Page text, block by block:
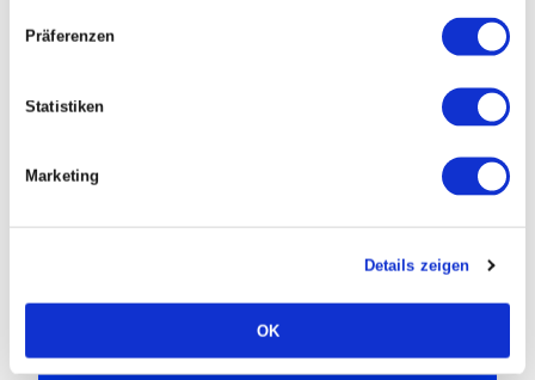
Präferenzen
Statistiken
Marketing
Details zeigen
OK
30. Juni 2024
AI, Innovation und Transformation
und ihre Projekte, filtern relevante Inhalte aus der Vielzahl der
wichtigsten Neuigkeiten im Kontext von KI und Kreativwirtschaft